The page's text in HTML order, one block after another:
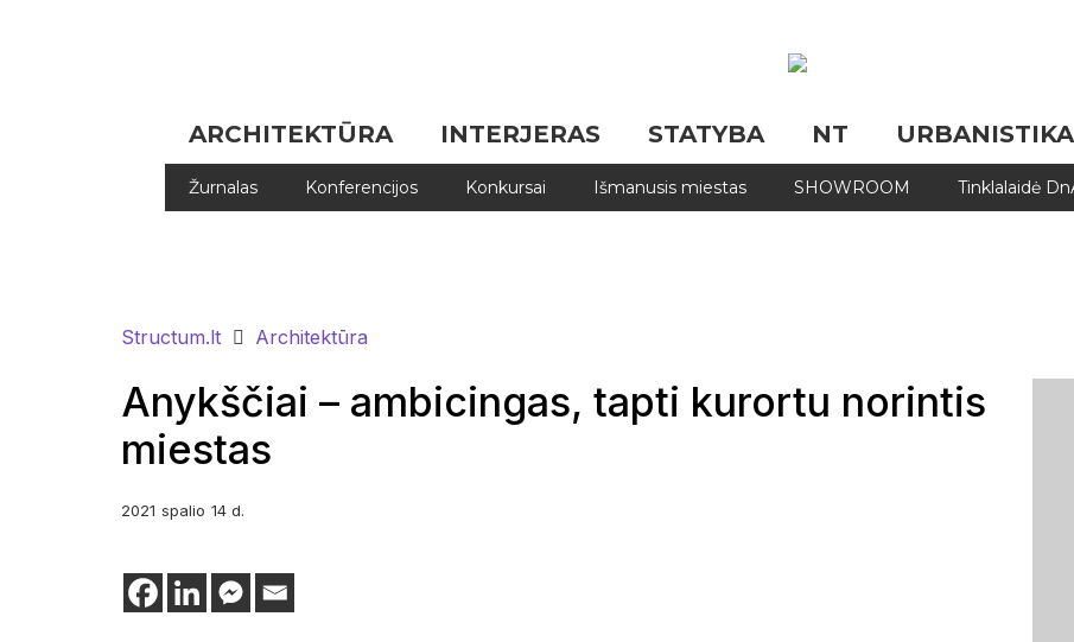
ARCHITEKTŪRA INTERJERAS STATYBA NT URBANISTIKA
Žurnalas Konferencijos Konkursai Išmanusis miestas SHOWROOM Tinklalaidė
Structum.lt Architektūra
Anykščiai – ambicingas, tapti kurortu norintis
miestas
2021 spalio 14 d.